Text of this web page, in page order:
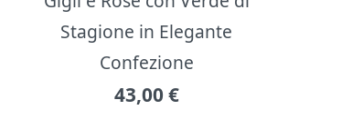
Stagione in Elegante
Confezione
43,00 €